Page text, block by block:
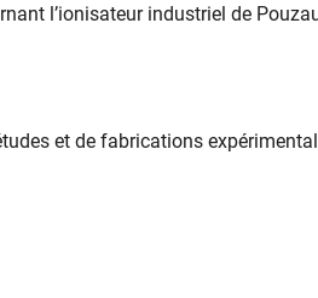
l’ionisateur industriel de
et de fabrications